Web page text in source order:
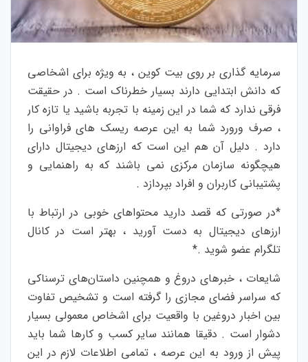
سرمایه گذاری بر روی بیت کوین ، به ویژه برای اشخاصی
که دانش ابتدایی دارند بسیار خطرناک است . در حقیقت
فرقی ندارد که شما در این زمینه با تجربه باشید یا تازه کار
، صرف ورورد شما به این عرصه ریسک های فراوانی را
دارد . دلیل آن هم این است که ارزهای دیجیتال دارای
هیچگونه سازمان مرکزی نمی باشند که به راهنمایی و
پشتیبانی کاربران و افراد بپردازد .
*در صورتی که قصد دارید محتواهای خوبی در ارتباط با
ارزهای دیجیتال به دست آورید ، بهتر است در کانال
تلگرام عضو شوید .*
شایعات ، خبرهای دروغ و همچنین داستان‌های ترسناکی
که سراسر فضای مجازی را گرفته است و تشخیص تفاوت
بین اخبار دروغین با واقعیت برای اشخاص معمولی بسیار
دشوار است . دقیقا همانند سایر کسب و کارها شما باید
پیش از ورود به این عرصه ، تمامی اطلاعات لازم در این